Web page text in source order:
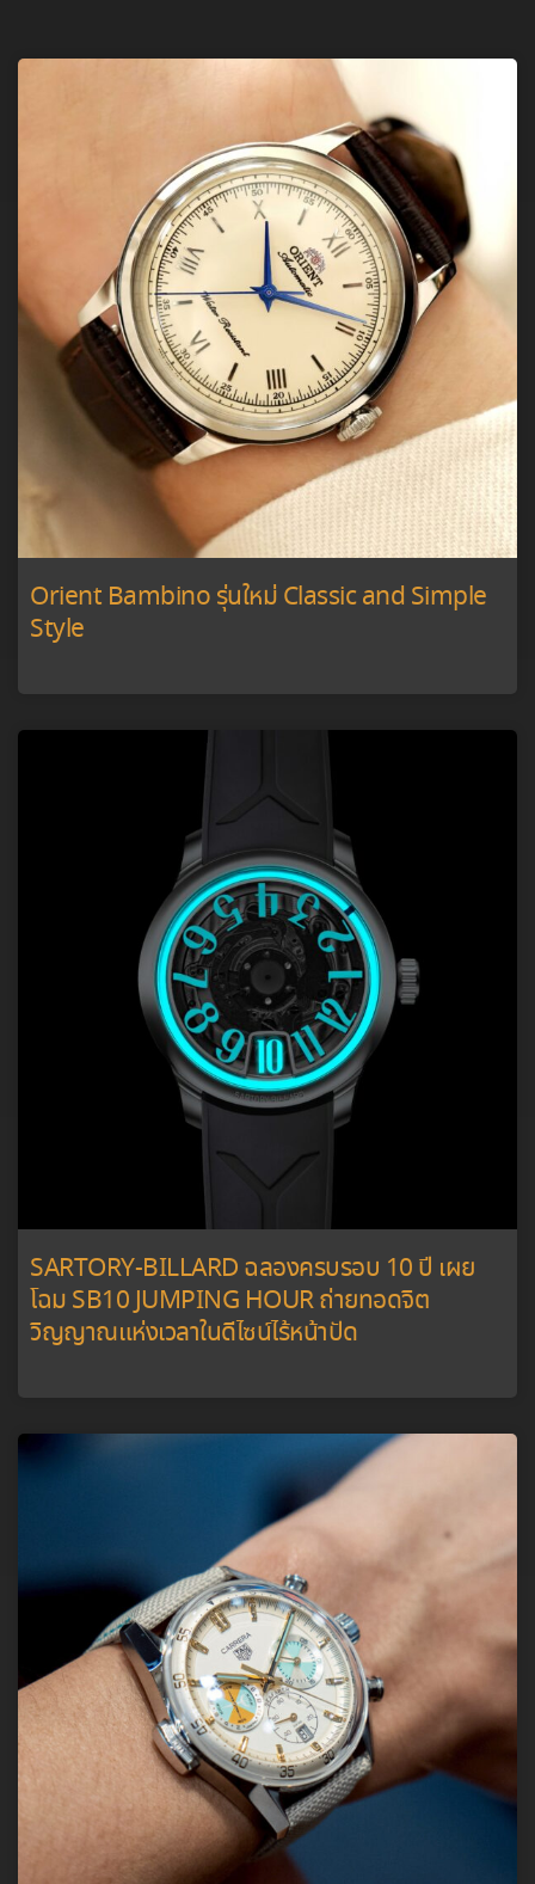
Orient Bambino รุ่นใหม่ Classic and Simple
Style
SARTORY-BILLARD ฉลองครบรอบ 10 ปี เผย
โฉม SB10 JUMPING HOUR ถ่ายทอดจิต
วิญญาณแห่งเวลาในดีไซน์ไร้หน้าปัด